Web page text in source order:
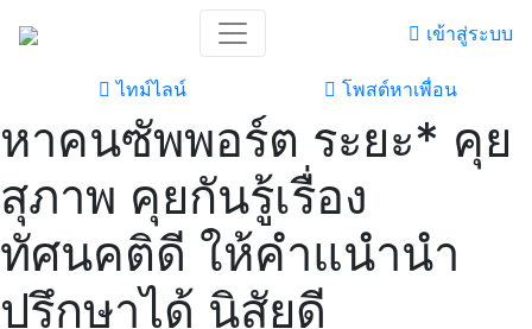
เข้าสู่ระบบ
ไทม์ไลน์ โพสต์หาเพื่อน
หาคนซัพพอร์ต ระยะ* คุย
สุภาพ คุยกันรู้เรื่อง
ทัศนคติดี ให้คำแนำนำ
ปรึกษาได้ นิสัยดี